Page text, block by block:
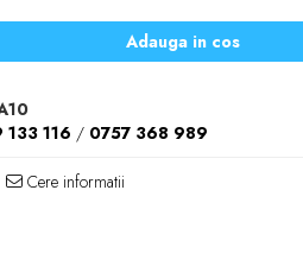
Adauga in cos
133 116 / 0757 368 989
Cere informatii